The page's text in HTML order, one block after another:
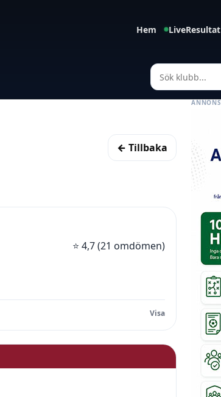
Hem LiveResultat
ANNONS
← Tillbaka
⭐ 4,7 (21 omdömen)